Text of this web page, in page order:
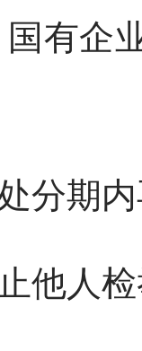
企业
期内
人检